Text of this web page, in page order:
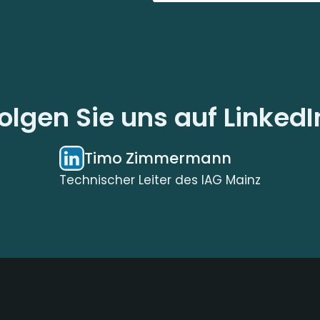
Sie uns auf
Timo Zimmermann
Technischer Leiter des IAG Mainz